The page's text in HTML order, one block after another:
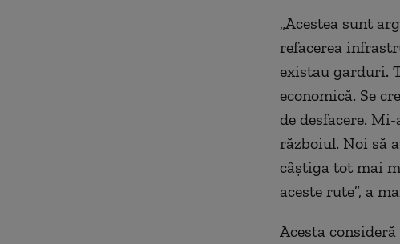
„Acestea sunt
refacerea
existau garduri.
economică. Se
de desfacere.
războiul. Noi să
câştiga tot mai
aceste rute”, a
Acesta